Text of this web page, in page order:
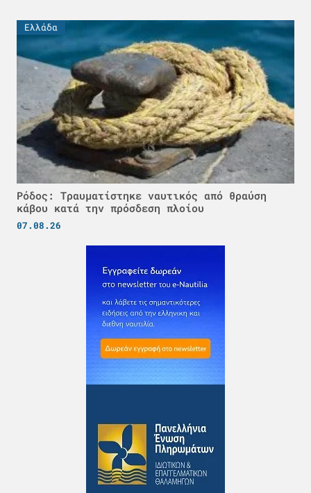
Ελλάδα
Ρόδος: Τραυματίστηκε ναυτικός από θραύση
κάβου κατά την πρόσδεση πλοίου
07.08.26